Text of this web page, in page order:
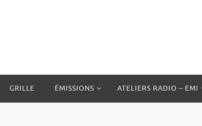
GRILLE ÉMISSIONS ATELIERS RADIO – EMI